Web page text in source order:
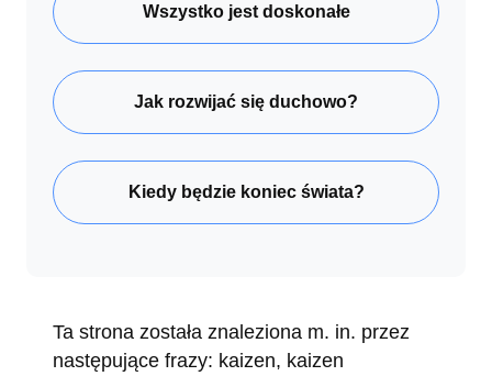
Wszystko jest doskonałe
Jak rozwijać się duchowo?
Kiedy będzie koniec świata?
Ta strona została znaleziona m. in. przez
następujące frazy: kaizen, kaizen